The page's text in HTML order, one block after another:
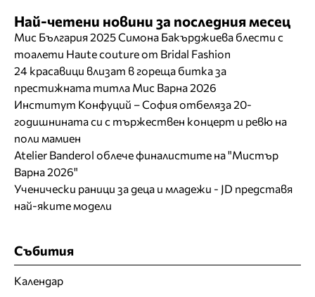
Най-четени новини за последния месец
Мис България 2025 Симона Бакърджиева блести с
тоалети Haute couture от Bridal Fashion
24 красавици влизат в гореща битка за
престижната титла Мис Варна 2026
Институт Конфуций – София отбеляза 20-
годишнината си с тържествен концерт и ревю на
поли мамиен
Atelier Banderol облече финалистите на "Мистър
Варна 2026"
Ученически раници за деца и младежи - JD представя
най-яките модели
Събития
Календар